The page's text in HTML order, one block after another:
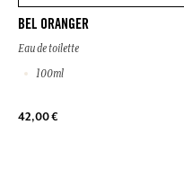
BEL ORANGER
Eau de toilette
100ml
42,00 €